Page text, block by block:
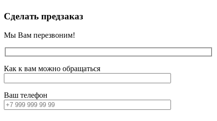
Сделать предзаказ
Мы Вам перезвоним!
Как к вам можно обращаться
Ваш телефон